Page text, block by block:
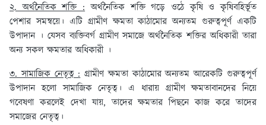
২. অর্থনৈতিক শক্তি : অর্থনৈতিক শক্তি গড়ে ওঠে কৃষি ও কৃষিবহির্ভূত
পেশার সমন্বয়ে। এটি গ্রামীণ ক্ষমতা কাঠামোর অন্যতম গুরুত্বপূর্ণ একটি
উপাদান । যেসব ব্যক্তিবর্গ গ্রামীণ সমাজে অর্থনৈতিক শক্তির অধিকারী তারা
অন্য সকল ক্ষমতার অধিকারী ।
৩. সামাজিক নেতৃত্ব :গ্রামীণ ক্ষমতা কাঠামোর অন্যতম আরেকটি গুরুত্বপূর্ণ
উপাদান হলো সামাজিক নেতৃত্ব। এ ধারায় গ্রামীণ ক্ষমতাবানদের নিয়ে
গবেষণা করলেই দেখা যায়, তাদের ক্ষমতার পিছনে কাজ করে তাদের
সমাজের নেতৃত্ব।